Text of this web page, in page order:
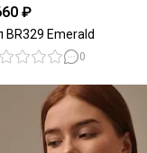
₽
BR329 Emerald
0